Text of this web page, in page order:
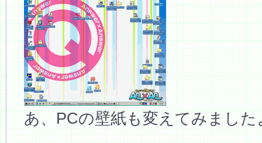
あ、PCの壁紙も変えてみました